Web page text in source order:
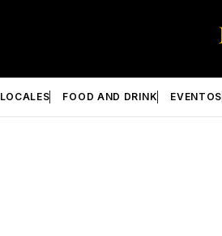
LOCALES FOOD AND DRINK EVENTOS